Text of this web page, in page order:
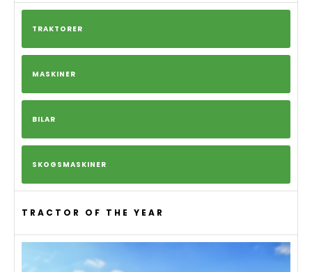
TRAKTORER
MASKINER
BILAR
SKOGSMASKINER
TRACTOR OF THE YEAR